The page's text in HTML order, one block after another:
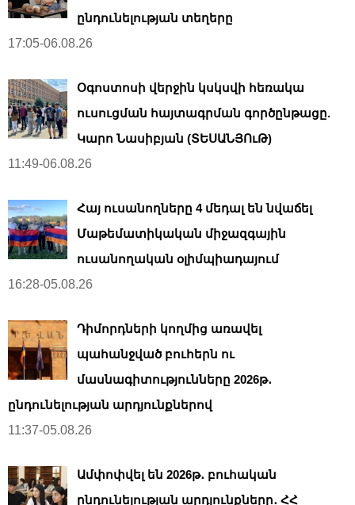
ընդունելության տեղերը
17:05-06.08.26
Օգոստոսի վերջին կսկսվի հեռակա
ուսուցման հայտագրման գործընթացը.
Կարո Նասիբյան (ՏԵՍԱՆՅՈւԹ)
11:49-06.08.26
Հայ ուսանողները 4 մեդալ են նվաճել
Մաթեմատիկական միջազգային
ուսանողական օլիմպիադայում
16:28-05.08.26
Դիմորդների կողմից առավել
պահանջված բուհերն ու
մասնագիտությունները 2026թ․
ընդունելության արդյունքներով
11:37-05.08.26
Ամփոփվել են 2026թ․ բուհական
ընդունելության արդյունքները․ ՀՀ